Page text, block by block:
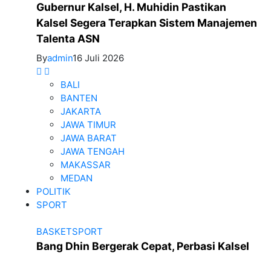
Gubernur Kalsel, H. Muhidin Pastikan
Kalsel Segera Terapkan Sistem Manajemen
Talenta ASN
Byadmin16 Juli 2026
BALI
BANTEN
JAKARTA
JAWA TIMUR
JAWA BARAT
JAWA TENGAH
MAKASSAR
MEDAN
POLITIK
SPORT
BASKETSPORT
Bang Dhin Bergerak Cepat, Perbasi Kalsel